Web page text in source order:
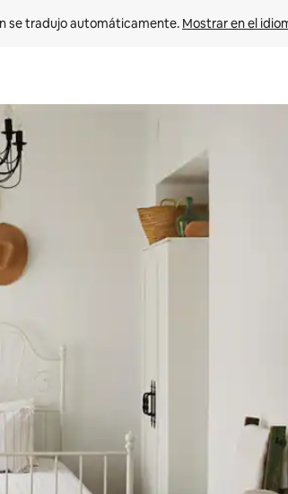
se tradujo automáticamente. Mostrar en el
hacia arriba y hacia abajo o explora con el